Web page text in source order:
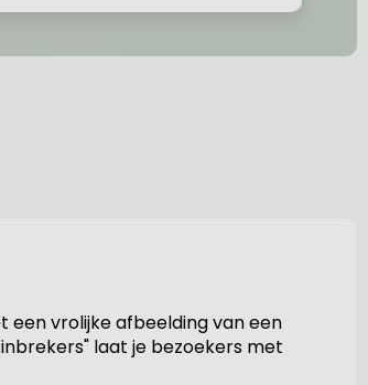
een vrolijke afbeelding van een
laat je bezoekers met